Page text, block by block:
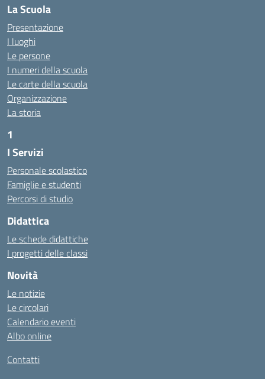
La Scuola
Presentazione
I luoghi
Le persone
I numeri della scuola
Le carte della scuola
Organizzazione
La storia
1
https://alwacomputer.id/contact/
https://blog.heptanalytics.com/flask-plotly-dashboard/
https://cambui.flyworld.com.br/
http://cl.rmuti.net/
https://cbt.mtstisungaiguntung.sch.id/
https://cesarpsicanalista.com/
https://aprici.am/
https://ammax.com.br/contato/
https://jsph.loupiasconference.org/
https://barconsultant.fr/
https://honda-permata.id
https://consumidor.educandoalcampo.org/
https://supremesolar.id/about-us/
I Servizi
Personale scolastico
Famiglie e studenti
Percorsi di studio
Didattica
Le schede didattiche
I progetti delle classi
Novità
Le notizie
Le circolari
Calendario eventi
Albo online
Contatti